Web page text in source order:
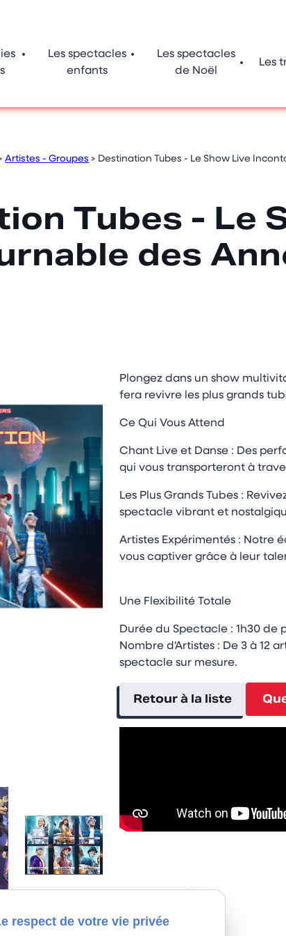
Les spectacles
enfants
Les spectacles
de Noël
Les
Artistes - Groupes > Destination Tubes - Le Show Live
Tubes - Le
des
Plongez dans un show
fera revivre les plus grands
Ce Qui Vous Attend
Chant Live et Danse : Des
qui vous transporteront à
Les Plus Grands Tubes :
spectacle vibrant et
Artistes Expérimentés : Notre
vous captiver grâce à leur
Une Flexibilité Totale
Durée du Spectacle : 1h30 de
Nombre d'Artistes : De 3 à 12
spectacle sur mesure.
Retour à la liste
respect de votre vie privée